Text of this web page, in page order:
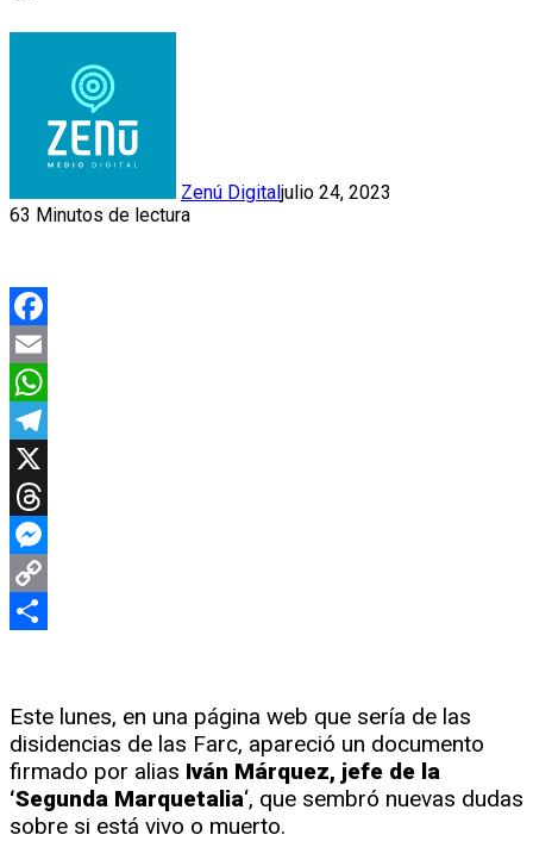
Zenú Digitaljulio 24, 2023
63 Minutos de lectura
Facebook
Email
WhatsApp
Telegram
X
Threads
Messenger
Copy
Este lunes, en una página web que sería de las
disidencias de las Farc, apareció un documento
firmado por alias Iván Márquez, jefe de la
‘Segunda Marquetalia‘, que sembró nuevas dudas
sobre si está vivo o muerto.